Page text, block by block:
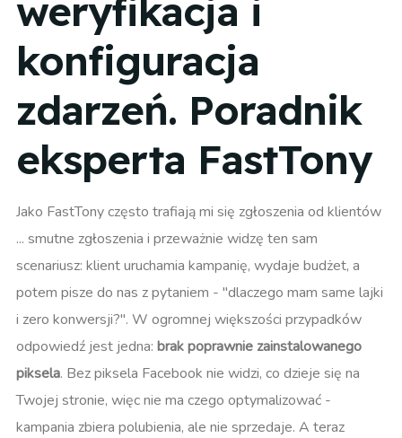
weryfikacja i
konfiguracja
zdarzeń. Poradnik
eksperta FastTony
Jako FastTony często trafiają mi się zgłoszenia od klientów
... smutne zgłoszenia i przeważnie widzę ten sam
scenariusz: klient uruchamia kampanię, wydaje budżet, a
potem pisze do nas z pytaniem - "dlaczego mam same lajki
i zero konwersji?". W ogromnej większości przypadków
odpowiedź jest jedna: brak poprawnie zainstalowanego
piksela. Bez piksela Facebook nie widzi, co dzieje się na
Twojej stronie, więc nie ma czego optymalizować -
kampania zbiera polubienia, ale nie sprzedaje. A teraz